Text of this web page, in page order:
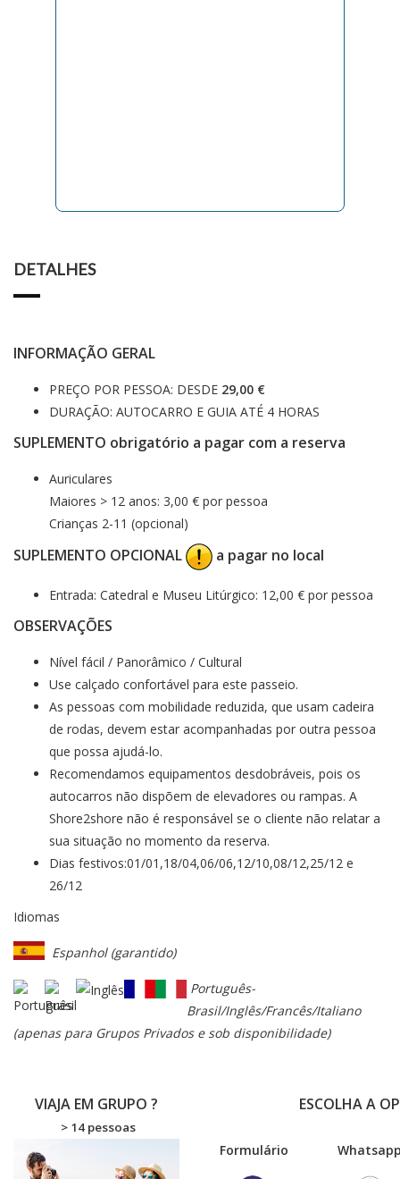
DETALHES
INFORMAÇÃO GERAL
PREÇO POR PESSOA: DESDE 29,00 €
DURAÇÃO: AUTOCARRO E GUIA ATÉ 4 HORAS
SUPLEMENTO obrigatório a pagar com a reserva
Auriculares
Maiores > 12 anos: 3,00 € por pessoa
Crianças 2-11 (opcional)
SUPLEMENTO OPCIONAL a pagar no local
Entrada: Catedral e Museu Litúrgico: 12,00 € por pessoa
OBSERVAÇÕES
Nível fácil / Panorâmico / Cultural
Use calçado confortável ​​para este passeio.
As pessoas com mobilidade reduzida, que usam cadeira
de rodas, devem estar acompanhadas por outra pessoa
que possa ajudá-lo.
Recomendamos equipamentos desdobráveis, pois os
autocarros não dispõem de elevadores ou rampas. A
Shore2shore não é responsável se o cliente não relatar a
sua situação no momento da reserva.
Dias festivos:01/01,18/04,06/06,12/10,08/12,25/12 e
26/12
Idiomas
Espanhol (garantido)
Português-
Brasil/Inglês/Francês/Italiano
(apenas para Grupos Privados e sob disponibilidade)
VIAJA EM GRUPO ? ESCOLHA A
> 14 pessoas
Formulário Wha